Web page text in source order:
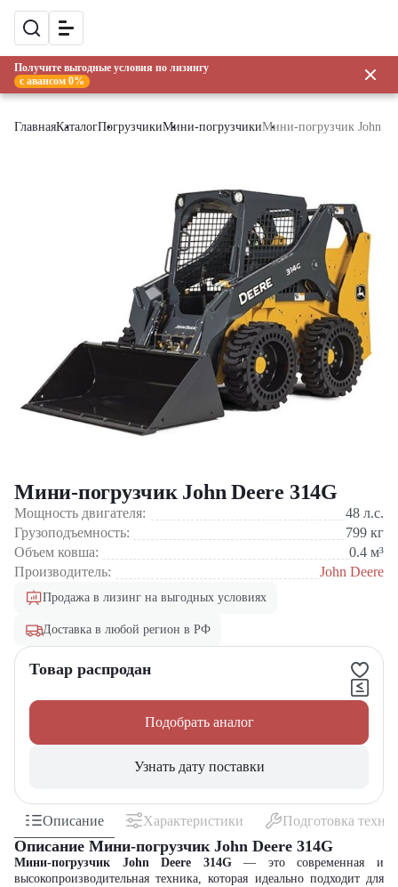
Получите выгодные условия по лизингу
с авансом 0%
ГлавнаяКаталогПогрузчикиМини-погрузчикиМини-погрузчик John
Мини-погрузчик John Deere 314G
Мощность двигателя: 48 л.с.
Грузоподъемность:
799 кг
Объем ковша:
0.4 м³
Производитель:
John Deere
Продажа в лизинг на выгодных условиях
Доставка в любой регион в РФ
Товар распродан
Подобрать аналог
Узнать дату поставки
Описание Характеристики Подготовка
Описание Мини-погрузчик John Deere 314G
Мини-погрузчик John Deere 314G— это современная и
высокопроизводительная техника, которая идеально подходит для